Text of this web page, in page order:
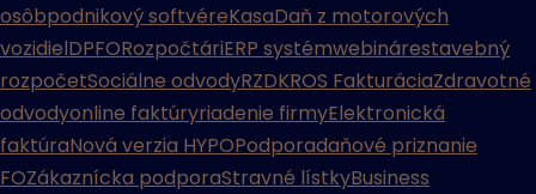
osôbpodnikový softvéreKasaDaň z motorových
vozidielDPFORozpočtáriERP systémwebinárestavebný
rozpočetSociálne odvodyRZDKROS FakturáciaZdravotné
odvodyonline faktúryriadenie firmyElektronická
faktúraNová verzia HYPOPodporadaňové priznanie
FOZákaznícka podporaStravné lístkyBusiness